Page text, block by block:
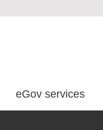
eGov services